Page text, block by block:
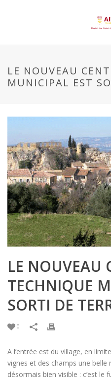
LE NOUVEAU
MUNICIPAL EST
LE NOUVEAU
TECHNIQUE
SORTI DE
0
A l’entrée est du village, en
vignes et des champs une
désormais bien visible : c’est le